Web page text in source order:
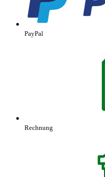
PayPal
Rechnung